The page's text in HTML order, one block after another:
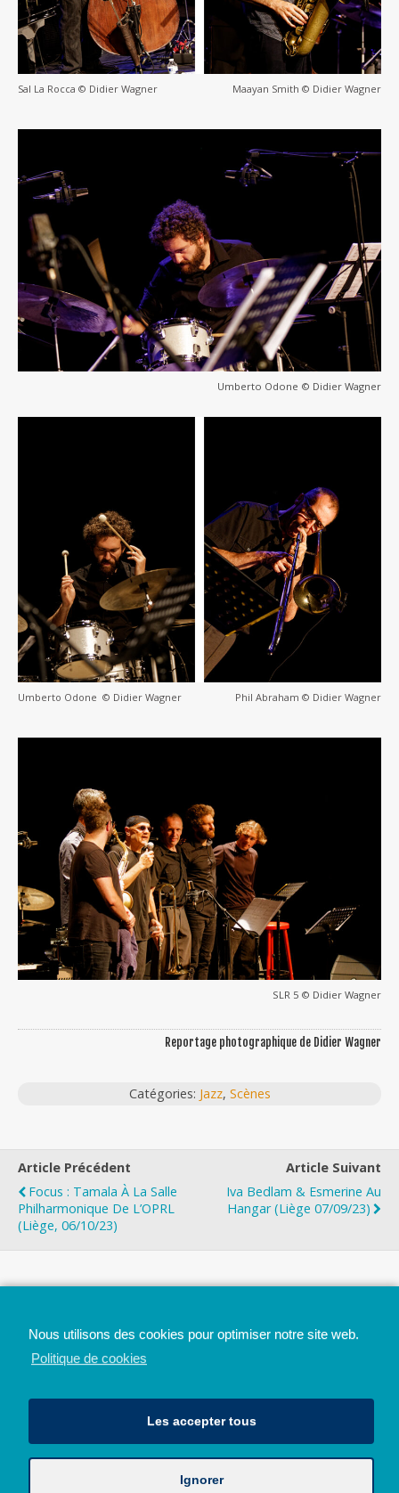
Sal La Rocca © Didier Wagner Maayan Smith © Didier Wagner
Umberto Odone © Didier Wagner
Umberto Odone © Didier Wagner Phil Abraham © Didier Wagner
SLR 5 © Didier Wagner
Reportage photographique de Didier Wagner
Catégories: Jazz, Scènes
Article Précédent
Focus : Tamala À La Salle
Philharmonique De L’OPRL
(Liège, 06/10/23)
Article Suivant
Iva Bedlam & Esmerine Au
Hangar (Liège 07/09/23)
Nous utilisons des cookies pour optimiser notre site web.
Politique de cookies
Les accepter tous
Ignorer